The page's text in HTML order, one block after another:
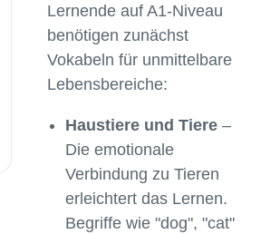
Lernende auf A1-Niveau
benötigen zunächst
Vokabeln für unmittelbare
Lebensbereiche:
Haustiere und Tiere–
Die emotionale
Verbindung zu Tieren
erleichtert das Lernen.
Begriffe wie "dog", "cat"